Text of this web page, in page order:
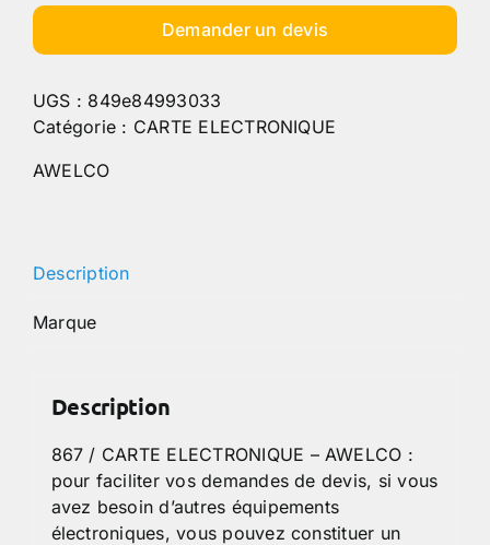
Demander un devis
UGS : 849e84993033
Catégorie : CARTE ELECTRONIQUE
AWELCO
Description
Marque
Description
867 / CARTE ELECTRONIQUE – AWELCO :
pour faciliter vos demandes de devis, si vous
avez besoin d’autres équipements
électroniques, vous pouvez constituer un